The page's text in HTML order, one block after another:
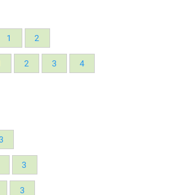
1 2
2 3 4
3
3